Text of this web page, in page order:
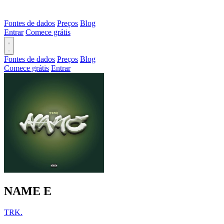
Fontes de dados Preços Blog
Entrar Comece grátis
Fontes de dados Preços Blog
Comece grátis Entrar
NAME E
TRK.